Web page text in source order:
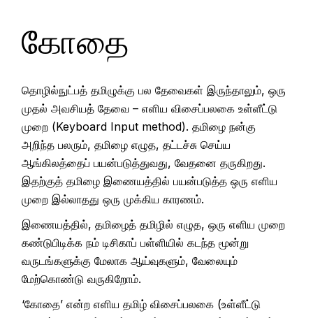
கோதை
தொழில்நுட்பத் தமிழுக்கு பல தேவைகள் இருந்தாலும், ஒரு
முதல் அவசியத் தேவை – எளிய விசைப்பலகை உள்ளீட்டு
முறை (Keyboard Input method). தமிழை நன்கு
அறிந்த பலரும், தமிழை எழுத, தட்டச்சு செய்ய
ஆங்கிலத்தைப் பயன்படுத்துவது, வேதனை தருகிறது.
இதற்குத் தமிழை இணையத்தில் பயன்படுத்த ஒரு எளிய
முறை இல்லாதது ஒரு முக்கிய காரணம்.
இணையத்தில், தமிழைத் தமிழில் எழுத, ஒரு எளிய முறை
கண்டுபிடிக்க நம் டிசிகாப் பள்ளியில் கடந்த மூன்று
வருடங்களுக்கு மேலாக ஆய்வுகளும், வேலையும்
மேற்கொண்டு வருகிறோம்.
‘கோதை’ என்ற எளிய தமிழ் விசைப்பலகை (உள்ளீட்டு